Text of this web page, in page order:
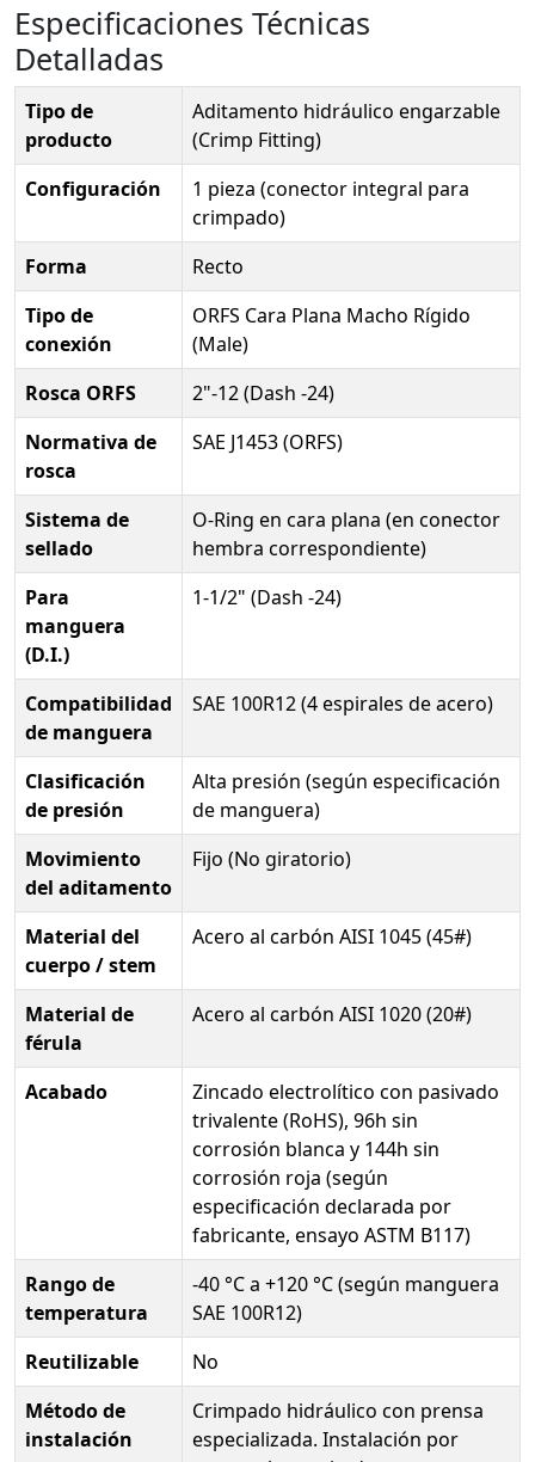
Especificaciones Técnicas
Detalladas
Tipo de
producto
Aditamento hidráulico engarzable
(Crimp Fitting)
Configuración
1 pieza (conector integral para
crimpado)
Forma
Recto
Tipo de
conexión
ORFS Cara Plana Macho Rígido
(Male)
Rosca ORFS
2"-12 (Dash -24)
Normativa de
rosca
SAE J1453 (ORFS)
Sistema de
sellado
O-Ring en cara plana (en conector
hembra correspondiente)
Para
manguera
(D.I.)
1-1/2" (Dash -24)
Compatibilidad
de manguera
SAE 100R12 (4 espirales de acero)
Clasificación
de presión
Alta presión (según especificación
de manguera)
Movimiento
del aditamento
Fijo (No giratorio)
Material del
cuerpo / stem
Acero al carbón AISI 1045 (45#)
Material de
férula
Acero al carbón AISI 1020 (20#)
Acabado
Zincado electrolítico con pasivado
trivalente (RoHS), 96h sin
corrosión blanca y 144h sin
corrosión roja (según
especificación declarada por
fabricante, ensayo ASTM B117)
Rango de
temperatura
-40 °C a +120 °C (según manguera
SAE 100R12)
Reutilizable
No
Método de
instalación
Crimpado hidráulico con prensa
especializada. Instalación por